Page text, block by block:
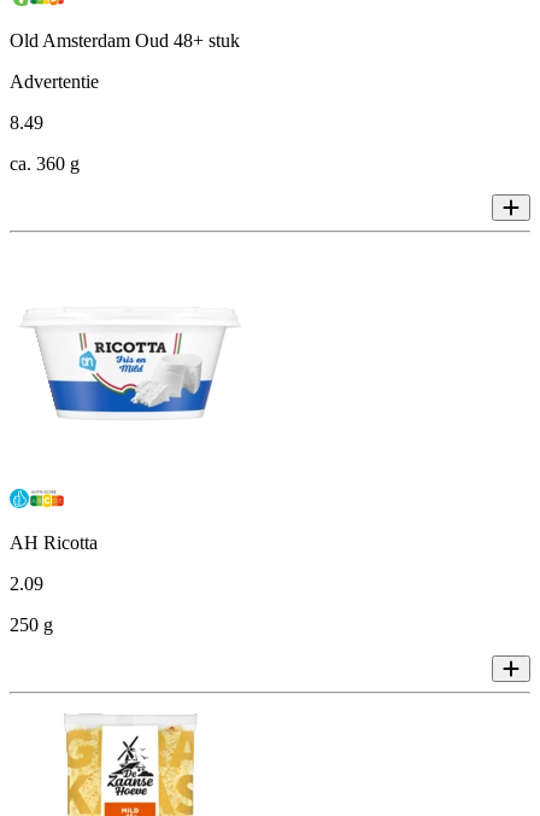
Old Amsterdam Oud 48+ stuk
Advertentie
8.49
ca. 360 g
AH Ricotta
2.09
250 g